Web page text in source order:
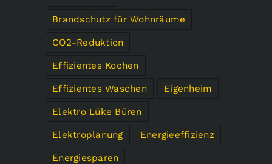
Brandschutz für Wohnräume
CO2-Reduktion
Effizientes Kochen
Effizientes Waschen Eigenheim
Elektro Lüke Büren
Elektroplanung Energieeffizienz
Energiesparen